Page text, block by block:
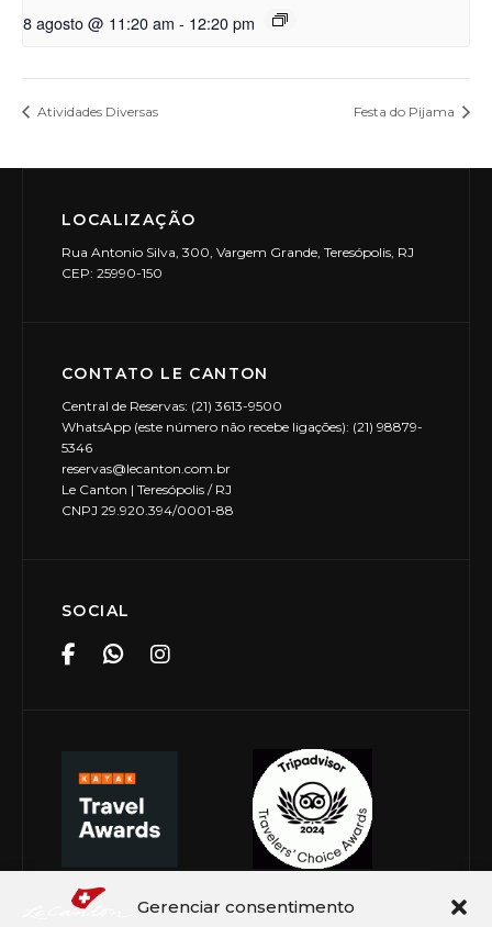
Gerenciar consentimento
8 agosto @ 11:20 am - 12:20 pm
Atividades Diversas Festa do Pijama
LOCALIZAÇÃO
Rua Antonio Silva, 300, Vargem Grande, Teresópolis, RJ
CEP: 25990-150
CONTATO LE CANTON
Central de Reservas: (21) 3613-9500
WhatsApp (este número não recebe ligações): (21) 98879-
5346
reservas@lecanton.com.br
Le Canton | Teresópolis / RJ
CNPJ 29.920.394/0001-88
SOCIAL